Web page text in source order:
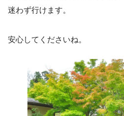
迷わず行けます。
安心してくださいね。